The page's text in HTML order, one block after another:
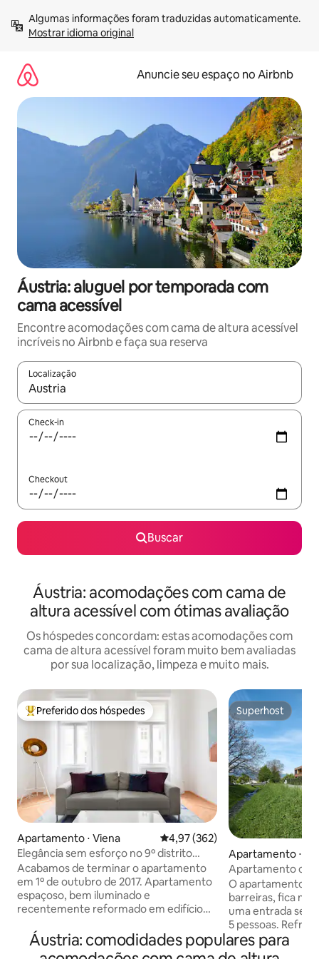
para
Mostrar idioma original
Anuncie seu espaço no Airbnb
Áustria: aluguel por temporada com
cama acessível
Encontre acomodações com cama de altura acessível
incríveis no Airbnb e faça sua reserva
Localização
Quando os resultados estiverem disponíveis, explore-os
Check-in
Checkout
Buscar
Áustria: acomodações com cama de
altura acessível com ótimas avaliação
Os hóspedes concordam: estas acomodações com
cama de altura acessível foram muito bem avaliadas
por sua localização, limpeza e muito mais.
Entre os melhores preferidos dos hóspedes
Preferido dos hóspedes
Apartamento ⋅ Viena 4,97 de uma avaliação média de
4,97 (362)
Elegância sem esforço no 9º distrito
histórico de Viena
Acabamos de terminar o apartamento
em 1º de outubro de 2017. Apartamento
espaçoso, bem iluminado e
recentemente reformado em edifício
consiste em uma grande entrada com
pequena varanda, 2 quartos muito
Superhost
Superhost
Apartamento ⋅
Apartamento
condicionado
O apartamento
barreiras, fica no
uma entrada
5 pessoas. Refrigeração sustentável via
sonda
piso COZINHA-SALA DE JANTAR-SALA
Áustria: comodidades populares para